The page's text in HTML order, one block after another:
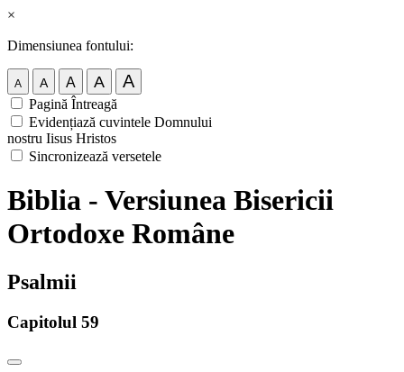
×
Dimensiunea fontului:
A A A A A
Pagină Întreagă
Evidențiază cuvintele Domnului
nostru Iisus Hristos
Sincronizează versetele
Biblia - Versiunea Bisericii
Ortodoxe Române
Psalmii
Capitolul 59